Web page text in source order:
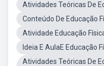
Atividades Teóricas De
Conteúdo De Educação
Atividade Educação
Ideia E AulaE Educação
Atividades Teóricas De